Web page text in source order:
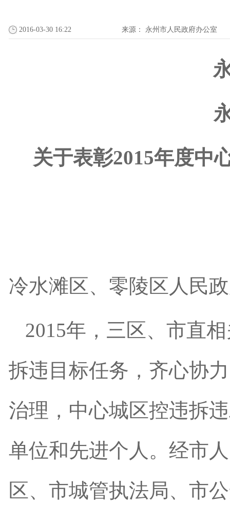
2016-03-30 16:22 来源： 永州市人民政府办公室
关于表彰2015年度中
冷水滩区、零陵区人民
2015年，三区、市直
拆违目标任务，齐心协
治理，中心城区控违拆
单位和先进个人。经市
区、市城管执法局、市